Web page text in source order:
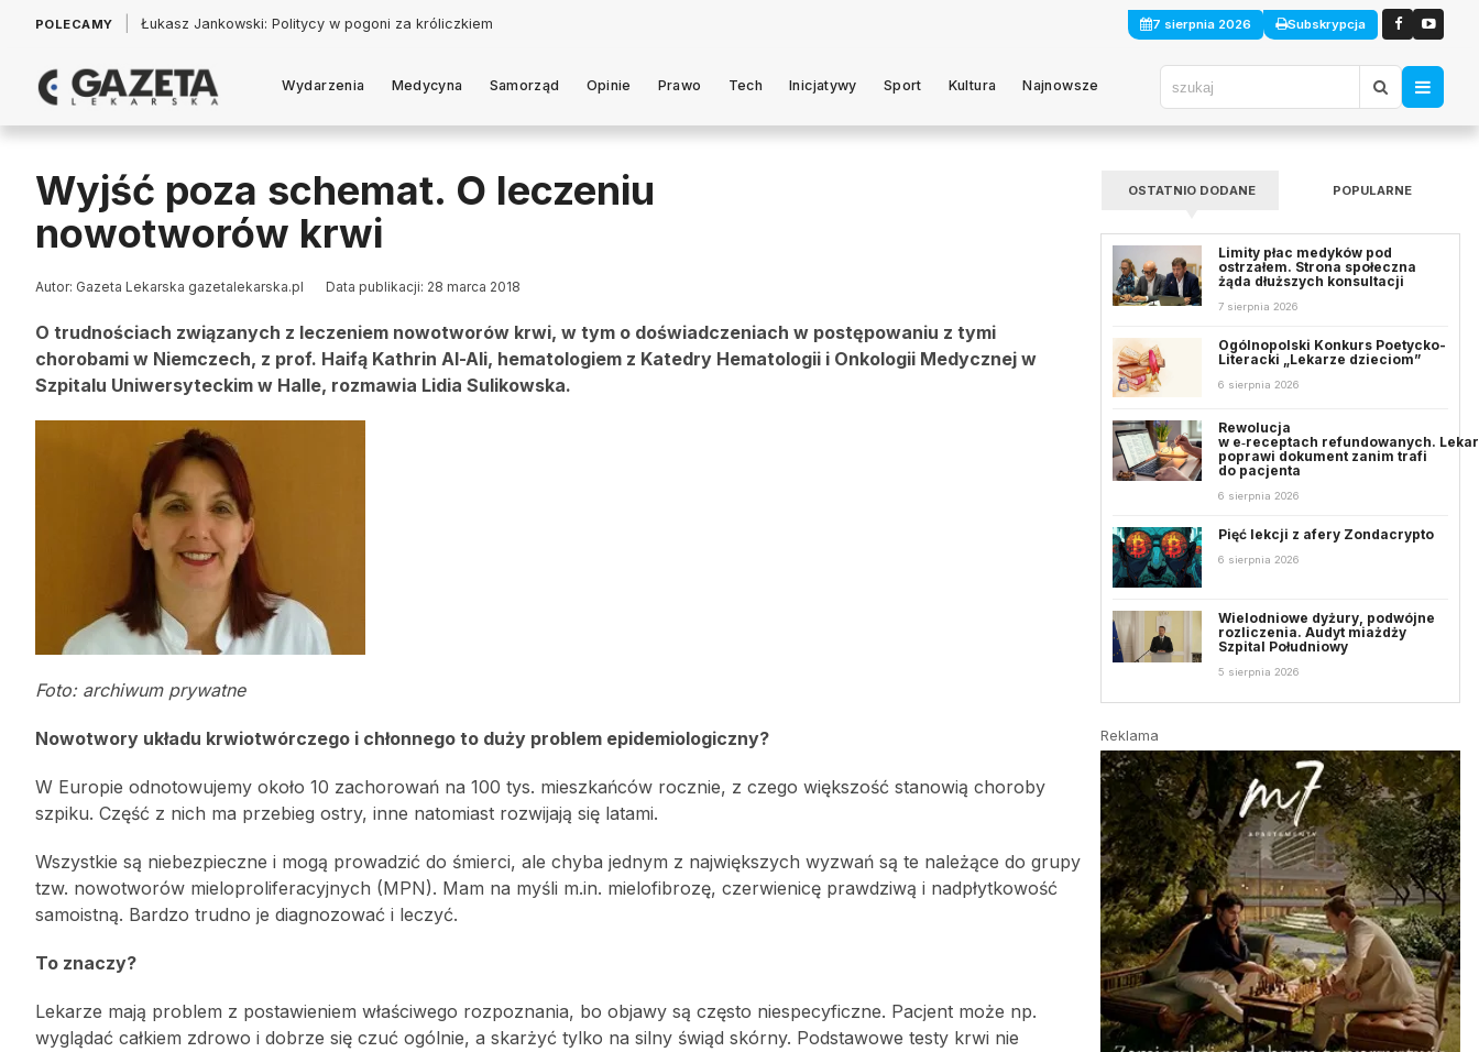
POLECAMY Łukasz Jankowski: Politycy w pogoni za króliczkiem 7 sierpnia 2026 Subskrypcja
Wydarzenia Medycyna Samorząd Opinie Prawo Tech Inicjatywy Sport Kultura Najnowsze
Wyjść poza schemat. O leczeniu
nowotworów krwi
Autor: Gazeta Lekarska gazetalekarska.pl Data publikacji: 28 marca 2018
O trudnościach związanych z leczeniem nowotworów krwi, w tym o doświadczeniach w postępowaniu z tymi
chorobami w Niemczech, z prof. Haifą Kathrin Al-Ali, hematologiem z Katedry Hematologii i Onkologii Medycznej w
Szpitalu Uniwersyteckim w Halle, rozmawia Lidia Sulikowska.
Foto: archiwum prywatne
Nowotwory układu krwiotwórczego i chłonnego to duży problem epidemiologiczny?
W Europie odnotowujemy około 10 zachorowań na 100 tys. mieszkańców rocznie, z czego większość stanowią choroby
szpiku. Część z nich ma przebieg ostry, inne natomiast rozwijają się latami.
Wszystkie są niebezpieczne i mogą prowadzić do śmierci, ale chyba jednym z największych wyzwań są te należące do grupy
tzw. nowotworów mieloproliferacyjnych (MPN). Mam na myśli m.in. mielofibrozę, czerwienicę prawdziwą i nadpłytkowość
samoistną. Bardzo trudno je diagnozować i leczyć.
To znaczy?
Lekarze mają problem z postawieniem właściwego rozpoznania, bo objawy są często niespecyficzne. Pacjent może np.
wyglądać całkiem zdrowo i dobrze się czuć ogólnie, a skarżyć tylko na silny świąd skórny. Podstawowe testy krwi nie
OSTATNIO DODANE POPULARNE
Limity płac medyków pod
ostrzałem. Strona społeczna
żąda dłuższych konsultacji
7 sierpnia 2026
Ogólnopolski Konkurs Poetycko-
Literacki „Lekarze dzieciom”
6 sierpnia 2026
Rewolucja
w e‑receptach refundowanych.
poprawi dokument zanim trafi
do pacjenta
6 sierpnia 2026
Pięć lekcji z afery Zondacrypto
6 sierpnia 2026
Wielodniowe dyżury, podwójne
rozliczenia. Audyt miażdży
Szpital Południowy
5 sierpnia 2026
Reklama